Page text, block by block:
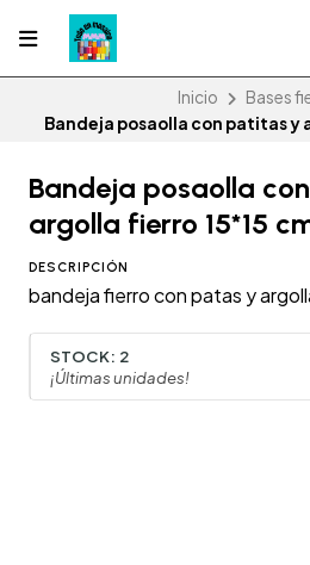
Inicio
Bases
Bandeja posaolla con patitas y
Bandeja posaolla
argolla fierro 15*15
DESCRIPCIÓN
bandeja fierro con patas y
STOCK: 2
¡Últimas unidades!